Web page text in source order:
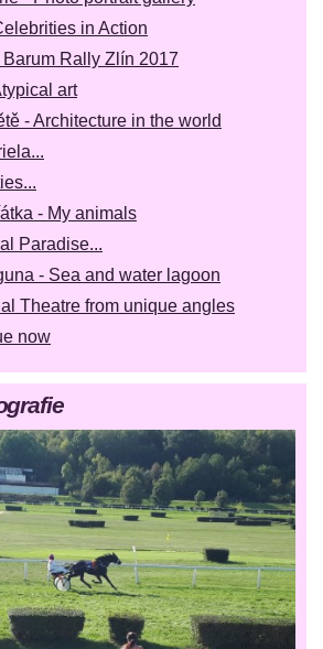
in Action
Rally Zlín 2017
art
- Architecture in the world
- My animals
Paradise...
- Sea and water lagoon
Theatre from unique angles
now